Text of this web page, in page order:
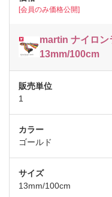
[会員のみ価格公開]
martin ナイロン
13mm/100cm
1
ゴールド
13mm/100cm